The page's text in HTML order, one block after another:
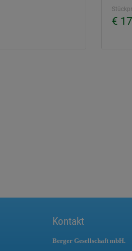
€
Kontakt
Berger Gesellschaft mbH.